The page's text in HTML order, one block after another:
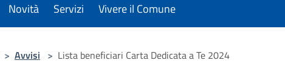
Novità Servizi Vivere il Comune
> Avvisi > Lista beneficiari Carta Dedicata a Te 2024